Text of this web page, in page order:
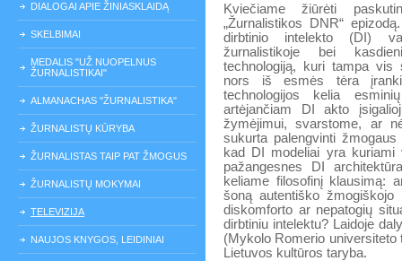
DIALOGAI APIE ŽINIASKLAIDĄ
SKELBIMAI
MEDALIS "UŽ NUOPELNUS
ŽURNALISTIKAI"
ALMANACHAS "ŽURNALISTIKA"
ŽURNALISTŲ KŪRYBA
ŽURNALISTAS TAIP PAT ŽMOGUS
ŽURNALISTŲ MOKYMAI
TELEVIZIJA
NAUJOS KNYGOS, LEIDINIAI
Kviečiame žiūrėti
„Žurnalistikos DNR“
dirbtinio intelekto (DI)
žurnalistikoje bei
technologiją, kuri tampa vis
nors iš esmės tėra
technologijos kelia
artėjančiam DI akto
žymėjimui, svarstome, ar
sukurta palengvinti
kad DI modeliai yra kuriami
pažangesnes DI
keliame filosofinį klausimą:
šoną autentiško
diskomforto ar nepatogių
dirbtiniu intelektu? Laidoje
(Mykolo Romerio
Lietuvos kultūros taryba.